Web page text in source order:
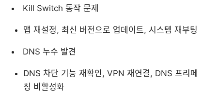
Kill Switch 동작 문제
앱 재설정, 최신 버전으로 업데이트, 시스템 재부팅
DNS 누수 발견
DNS 차단 기능 재확인, VPN 재연결, DNS 프리페
칭 비활성화